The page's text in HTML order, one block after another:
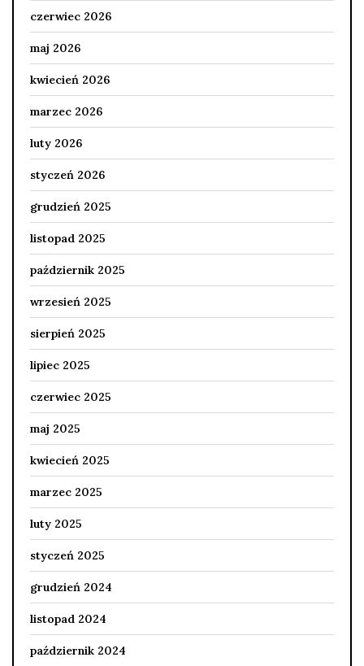
czerwiec 2026
maj 2026
kwiecień 2026
marzec 2026
luty 2026
styczeń 2026
grudzień 2025
listopad 2025
październik 2025
wrzesień 2025
sierpień 2025
lipiec 2025
czerwiec 2025
maj 2025
kwiecień 2025
marzec 2025
luty 2025
styczeń 2025
grudzień 2024
listopad 2024
październik 2024